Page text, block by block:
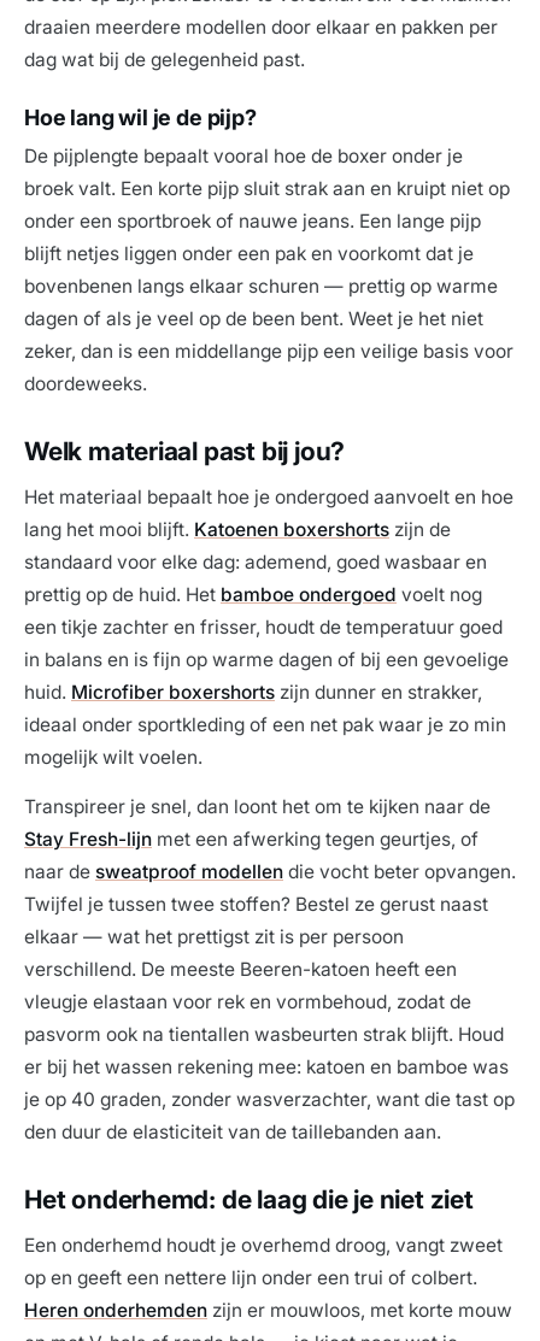
draaien meerdere modellen door elkaar en pakken per
dag wat bij de gelegenheid past.
Hoe lang wil je de pijp?
De pijplengte bepaalt vooral hoe de boxer onder je
broek valt. Een korte pijp sluit strak aan en kruipt niet op
onder een sportbroek of nauwe jeans. Een lange pijp
blijft netjes liggen onder een pak en voorkomt dat je
bovenbenen langs elkaar schuren — prettig op warme
dagen of als je veel op de been bent. Weet je het niet
zeker, dan is een middellange pijp een veilige basis voor
doordeweeks.
Welk materiaal past bij jou?
Het materiaal bepaalt hoe je ondergoed aanvoelt en hoe
lang het mooi blijft. Katoenen boxershorts zijn de
standaard voor elke dag: ademend, goed wasbaar en
prettig op de huid. Het bamboe ondergoed voelt nog
een tikje zachter en frisser, houdt de temperatuur goed
in balans en is fijn op warme dagen of bij een gevoelige
huid. Microfiber boxershorts zijn dunner en strakker,
ideaal onder sportkleding of een net pak waar je zo min
mogelijk wilt voelen.
Transpireer je snel, dan loont het om te kijken naar de
Stay Fresh-lijn met een afwerking tegen geurtjes, of
naar de sweatproof modellen die vocht beter opvangen.
Twijfel je tussen twee stoffen? Bestel ze gerust naast
elkaar — wat het prettigst zit is per persoon
verschillend. De meeste Beeren-katoen heeft een
vleugje elastaan voor rek en vormbehoud, zodat de
pasvorm ook na tientallen wasbeurten strak blijft. Houd
er bij het wassen rekening mee: katoen en bamboe was
je op 40 graden, zonder wasverzachter, want die tast op
den duur de elasticiteit van de taillebanden aan.
Het onderhemd: de laag die je niet ziet
Een onderhemd houdt je overhemd droog, vangt zweet
op en geeft een nettere lijn onder een trui of colbert.
Heren onderhemden zijn er mouwloos, met korte mouw